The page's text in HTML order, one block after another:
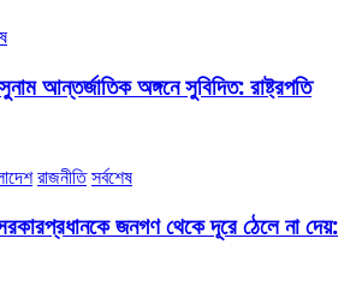
আন্তর্জাতিক অঙ্গনে সুবিদিত: রাষ্ট্রপতি
রাজনীতি সর্বশেষ
জনগণ থেকে দূরে ঠেলে না দেয়: